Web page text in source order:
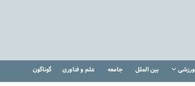
ورزشی بین الملل جامعه علم و فناوری گوناگون